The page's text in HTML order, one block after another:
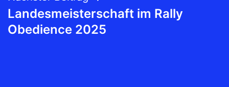
Landesmeisterschaft im Rally
Obedience 2025